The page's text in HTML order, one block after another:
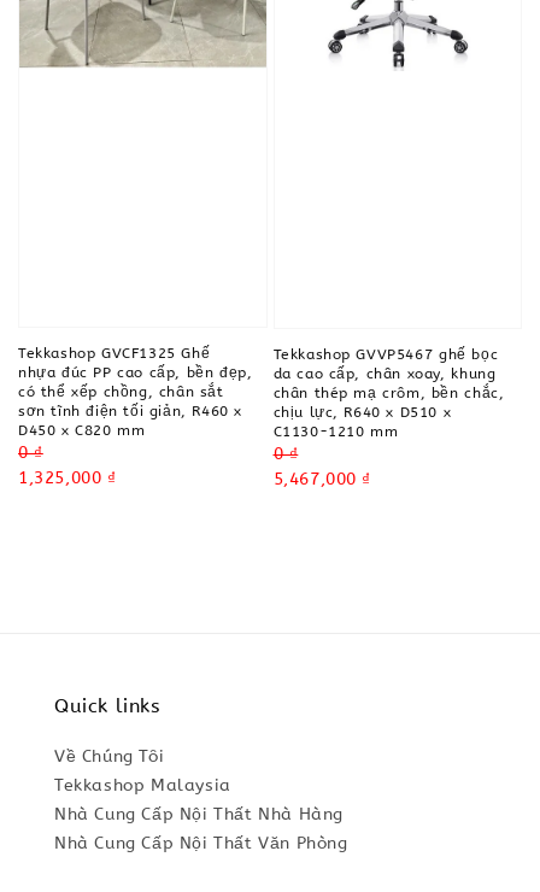
Tekkashop GVCF1325 Ghế
nhựa đúc PP cao cấp, bền đẹp,
có thể xếp chồng, chân sắt
sơn tĩnh điện tối giản, R460 x
D450 x C820 mm
Regular
price
0 ₫
Sale
1,325,000 ₫
Tekkashop GVVP5467 ghế bọc
da cao cấp, chân xoay, khung
chân thép mạ crôm, bền chắc,
chịu lực, R640 x D510 x
C1130-1210 mm
Regular
price
0 ₫
Sale
5,467,000 ₫
Quick links
Về Chúng Tôi
Tekkashop Malaysia
Nhà Cung Cấp Nội Thất Nhà Hàng
Nhà Cung Cấp Nội Thất Văn Phòng